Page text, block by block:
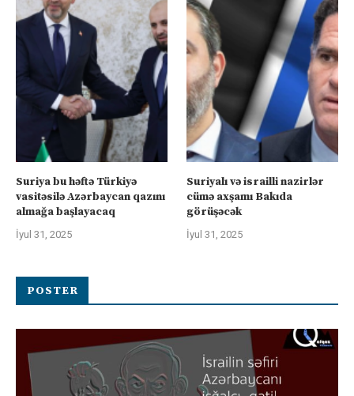
Suriya bu həftə Türkiyə
vasitəsilə Azərbaycan qazını
almağa başlayacaq
İyul 31, 2025
Suriyalı və israilli nazirlər
cümə axşamı Bakıda
görüşəcək
İyul 31, 2025
POSTER